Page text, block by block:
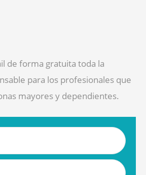
de forma gratuita toda la
para los profesionales que
mayores y dependientes.